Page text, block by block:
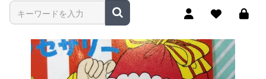
商品名やキーワードを入力